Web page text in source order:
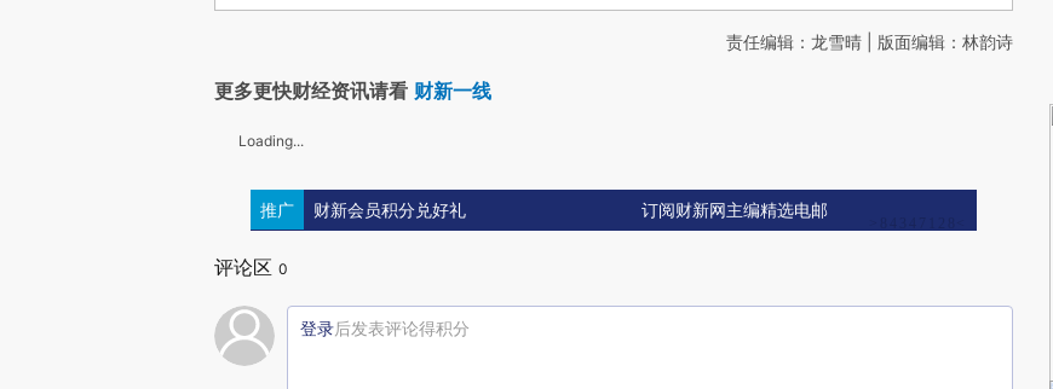
责任编辑：龙雪晴 | 版面编辑：林韵诗
更多更快财经资讯请看 财新一线
Loading...
推广 财新会员积分兑好礼 订阅财新网主编精选电邮
评论区 0
登录后发表评论得积分